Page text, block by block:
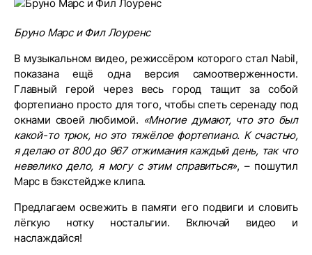
Бруно Марс и Фил Лоуренс
В музыкальном видео, режиссёром которого стал Nabil,
показана ещё одна версия самоотверженности.
Главный герой через весь город тащит за собой
фортепиано просто для того, чтобы спеть серенаду под
окнами своей любимой. «Многие думают, что это был
какой-то трюк, но это тяжёлое фортепиано. К счастью,
я делаю от 800 до 967 отжимания каждый день, так что
невелико дело, я могу с этим справиться», – пошутил
Марс в бэкстейдже клипа.
Предлагаем освежить в памяти его подвиги и словить
лёгкую нотку ностальгии. Включай видео и
наслаждайся!